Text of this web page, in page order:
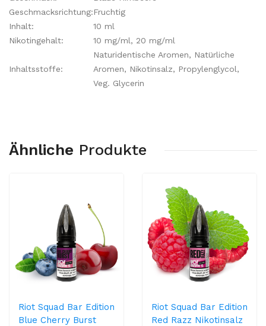
Geschmacksrichtung:Fruchtig
Inhalt:
10 ml
Nikotingehalt:
10 mg/ml, 20 mg/ml
Inhaltsstoffe:
Naturidentische Aromen, Natürliche
Aromen, Nikotinsalz, Propylenglycol,
Veg. Glycerin
Ähnliche Produkte
Riot Squad Bar Edition
Blue Cherry Burst
Riot Squad Bar Edition
Red Razz Nikotinsalz